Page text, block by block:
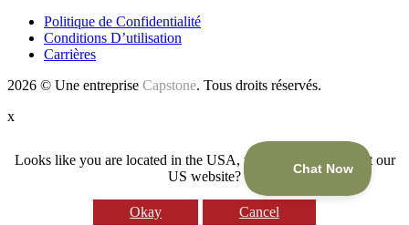
Politique de Confidentialité
Conditions D’utilisation
Carrières
2026 © Une entreprise Capstone. Tous droits réservés.
x
Looks like you are located in the USA, would you like to visit our
US website?
Okay Cancel